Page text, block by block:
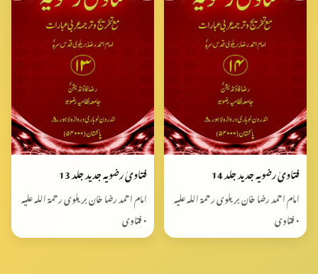
فتاویٰ رضویہ جدید جلد 14
امام احمد رضا خان بریلوی رحمۃ اللہ علیہ
• فتاوی
فتاویٰ رضویہ جدید جلد 13
امام احمد رضا خان بریلوی رحمۃ اللہ علیہ
• فتاوی